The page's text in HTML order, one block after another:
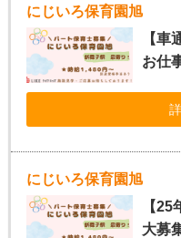
にじいろ保育園旭
【車
お仕
にじいろ保育園旭
【
大募